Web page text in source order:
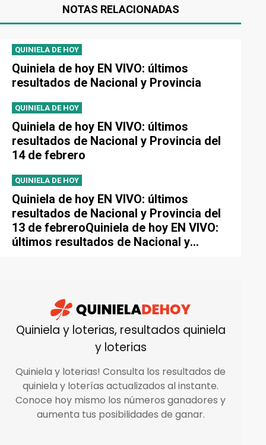
NOTAS RELACIONADAS
QUINIELA DE HOY
Quiniela de hoy EN VIVO: últimos
resultados de Nacional y Provincia
QUINIELA DE HOY
Quiniela de hoy EN VIVO: últimos
resultados de Nacional y Provincia del
14 de febrero
QUINIELA DE HOY
Quiniela de hoy EN VIVO: últimos
resultados de Nacional y Provincia del
13 de febreroQuiniela de hoy EN VIVO:
últimos resultados de Nacional y